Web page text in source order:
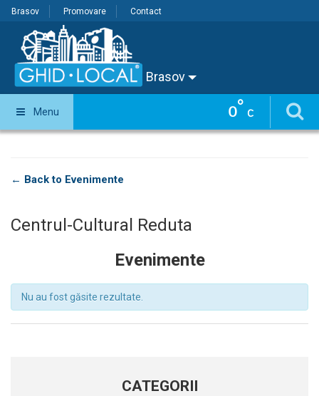
Brasov Promovare Contact
Brasov
0° C
Menu
← Back to Evenimente
Centrul-Cultural Reduta
Evenimente
Nu au fost găsite rezultate.
CATEGORII